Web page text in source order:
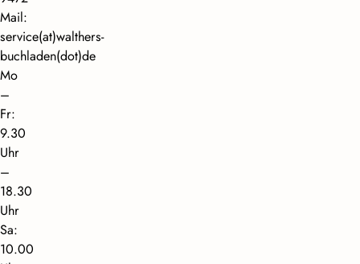
Mail:
service(at)walthers-
buchladen(dot)de
Mo
–
Fr:
9.30
Uhr
–
18.30
Uhr
Sa:
10.00